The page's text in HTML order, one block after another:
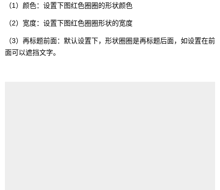
（1）颜色：设置下图红色圈圈的形状颜色
（2）宽度：设置下图红色圈圈形状的宽度
（3）再标题前面：默认设置下，形状圈圈是再标题后面，如设置在前
面可以遮挡文字。